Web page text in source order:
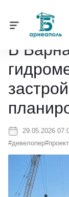
Барнеаполь /
В
29.05.2026
#девелопер#проект